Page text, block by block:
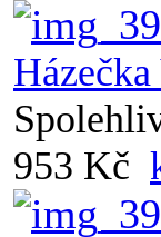
953 Kč